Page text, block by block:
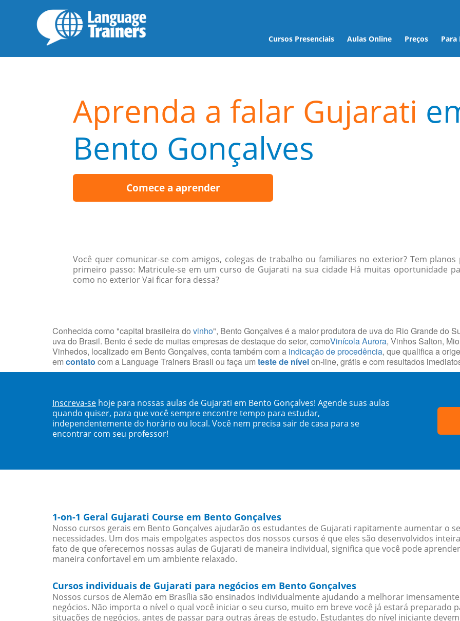
Cursos Presenciais Aulas Online Preços Para
Aprenda a falar Gujarati
Bento Gonçalves
Comece a aprender
Você quer comunicar-se com amigos, colegas de trabalho ou familiares no exterior? Tem
primeiro passo: Matricule-se em um curso de Gujarati na sua cidade Há muitas oportunidade
como no exterior Vai ficar fora dessa?
Conhecida como "capital brasileira do vinho", Bento Gonçalves é a maior produtora de uva do Rio Grande do
uva do Brasil. Bento é sede de muitas empresas de destaque do setor, comoVinícola Aurora, Vinhos Salton,
Vinhedos, localizado em Bento Gonçalves, conta também com a indicação de procedência, que qualifica a
em contato com a Language Trainers Brasil ou faça um teste de nívelon-line, grátis e com resultados
Inscreva-se hoje para nossas aulas de Gujarati em Bento Gonçalves! Agende suas aulas
quando quiser, para que você sempre encontre tempo para estudar,
independentemente do horário ou local. Você nem precisa sair de casa para se
encontrar com seu professor!
1-on-1 Geral Gujarati Course em Bento Gonçalves
Nosso cursos gerais em Bento Gonçalves ajudarão os estudantes de Gujarati rapitamente aumentar o
necessidades. Um dos mais empolgates aspectos dos nossos cursos é que eles são desenvolvidos
fato de que oferecemos nossas aulas de Gujarati de maneira individual, significa que você pode
maneira confortavel em um ambiente relaxado.
Cursos individuais de Gujarati para negócios em Bento Gonçalves
Nossos cursos de Alemão em Brasília são ensinados individualmente ajudando a melhorar
negócios. Não importa o nível o qual você iniciar o seu curso, muito em breve você já estará preparado
situações de negócios, antes de passar para outras áreas de estudo. Estudantes do nível iniciante